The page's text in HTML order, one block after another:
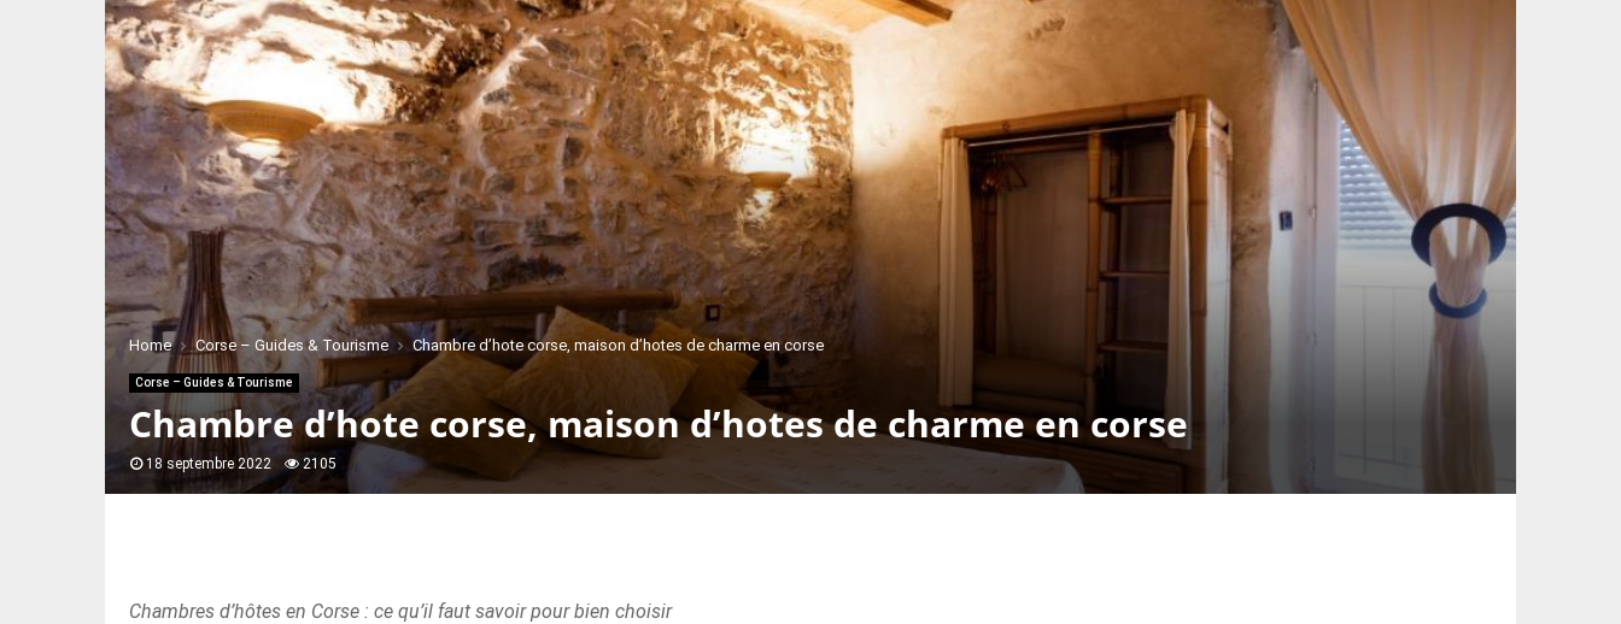
Home Corse – Guides & Tourisme Chambre d’hote corse, maison d’hotes de charme en corse
Corse – Guides & Tourisme
Chambre d’hote corse, maison d’hotes de charme en corse
18 septembre 2022 2105
Chambres d’hôtes en Corse : ce qu’il faut savoir pour bien choisir